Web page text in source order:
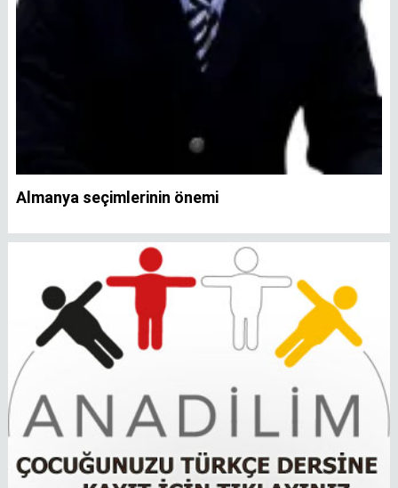
Almanya seçimlerinin önemi